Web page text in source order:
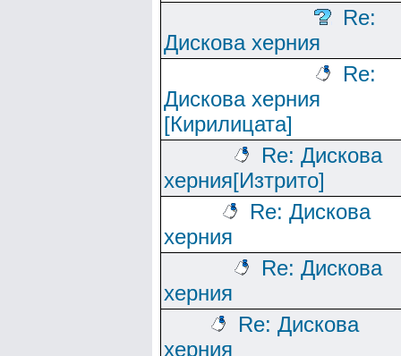
Re:
Дискова херния
Re:
Дискова херния
[Кирилицата]
Re: Дискова
херния[Изтрито]
Re: Дискова
херния
Re: Дискова
херния
Re: Дискова
херния